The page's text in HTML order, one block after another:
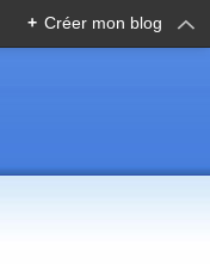
+ Créer mon blog